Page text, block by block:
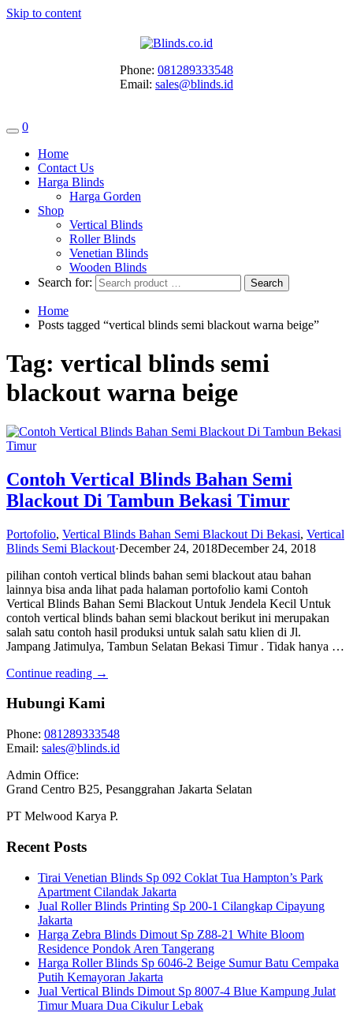
Skip to content
Phone: 081289333548
Email: sales@blinds.id
0
Home
Contact Us
Harga Blinds
Harga Gorden
Shop
Vertical Blinds
Roller Blinds
Venetian Blinds
Wooden Blinds
Search for:
Home
Posts tagged “vertical blinds semi blackout warna beige”
Tag: vertical blinds semi
blackout warna beige
Contoh Vertical Blinds Bahan Semi
Blackout Di Tambun Bekasi Timur
Portofolio, Vertical Blinds Bahan Semi Blackout Di Bekasi, Vertical
Blinds Semi Blackout·December 24, 2018December 24, 2018
pilihan contoh vertical blinds bahan semi blackout atau bahan
lainnya bisa anda lihat pada halaman portofolio kami Contoh
Vertical Blinds Bahan Semi Blackout Untuk Jendela Kecil Untuk
contoh vertical blinds bahan semi blackout berikut ini merupakan
salah satu contoh hasil produksi untuk salah satu klien di Jl.
Jampang Jatimulya, Tambun Selatan Bekasi Timur . Tidak hanya …
Continue reading →
Hubungi Kami
Phone: 081289333548
Email: sales@blinds.id
Admin Office:
Grand Centro B25, Pesanggrahan Jakarta Selatan
PT Melwood Karya P.
Recent Posts
Tirai Venetian Blinds Sp 092 Coklat Tua Hampton’s Park
Apartment Cilandak Jakarta
Jual Roller Blinds Printing Sp 200-1 Cilangkap Cipayung
Jakarta
Harga Zebra Blinds Dimout Sp Z88-21 White Bloom
Residence Pondok Aren Tangerang
Harga Roller Blinds Sp 6046-2 Beige Sumur Batu Cempaka
Putih Kemayoran Jakarta
Jual Vertical Blinds Dimout Sp 8007-4 Blue Kampung Julat
Timur Muara Dua Cikulur Lebak